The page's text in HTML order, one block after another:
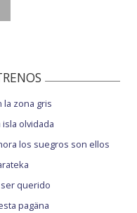
la zona gris
isla olvidada
los suegros son ellos
ser querido
pagäna